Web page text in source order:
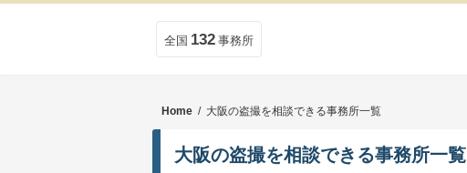
全国 132 事務所
Home / 大阪の盗撮を相談できる事務所一覧
大阪の盗撮を相談できる事務所一覧